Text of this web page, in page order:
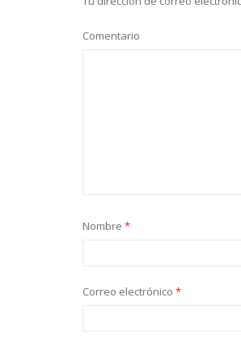
Comentario
Nombre *
Correo electrónico *